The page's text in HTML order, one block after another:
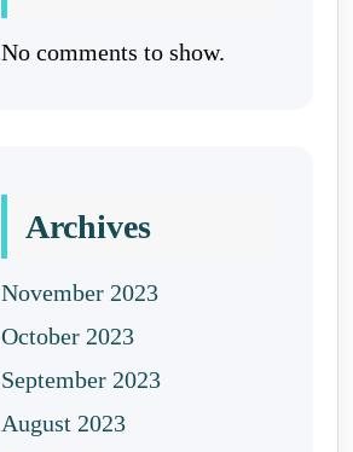
No comments to show.
Archives
November 2023
October 2023
September 2023
August 2023